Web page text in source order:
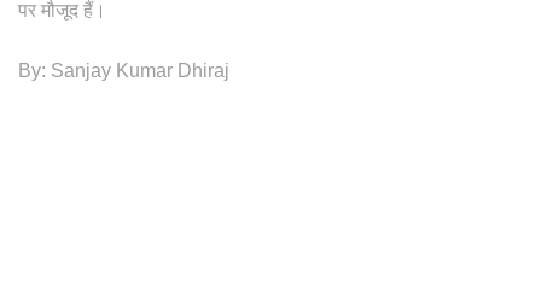
पर मौजूद हैं।
By: Sanjay Kumar Dhiraj